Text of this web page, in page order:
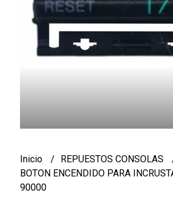
Inicio REPUESTOS CONSOLAS
BOTON ENCENDIDO PARA
90000